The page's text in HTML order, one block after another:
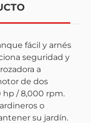
fácil y arnés
seguridad y
a
de dos
hp / 8,000 rpm.
o
su jardín.